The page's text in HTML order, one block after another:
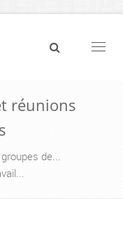
réunions
de...